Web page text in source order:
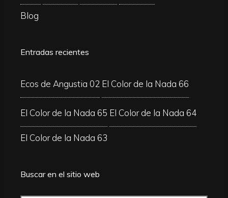
Blog
Entradas recientes
Ecos de Angustia 02 El Color de la Nada 66
El Color de la Nada 65 El Color de la Nada 64
El Color de la Nada 63
Buscar en el sitio web